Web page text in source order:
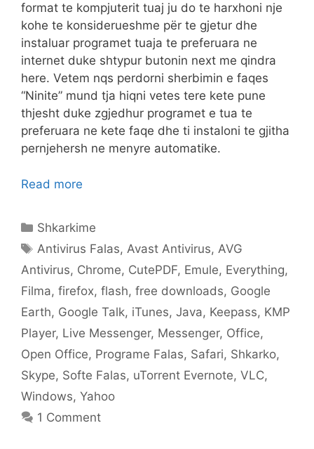
format te kompjuterit tuaj ju do te harxhoni nje
kohe te konsiderueshme për te gjetur dhe
instaluar programet tuaja te preferuara ne
internet duke shtypur butonin next me qindra
here. Vetem nqs perdorni sherbimin e faqes
“Ninite” mund tja hiqni vetes tere kete pune
thjesht duke zgjedhur programet e tua te
preferuara ne kete faqe dhe ti instaloni te gjitha
pernjehersh ne menyre automatike.
Read more
Categories
Shkarkime
Tags
Antivirus Falas, Avast Antivirus, AVG
Antivirus, Chrome, CutePDF, Emule, Everything,
Filma, firefox, flash, free downloads, Google
Earth, Google Talk, iTunes, Java, Keepass, KMP
Player, Live Messenger, Messenger, Office,
Open Office, Programe Falas, Safari, Shkarko,
Skype, Softe Falas, uTorrent Evernote, VLC,
Windows, Yahoo
1 Comment